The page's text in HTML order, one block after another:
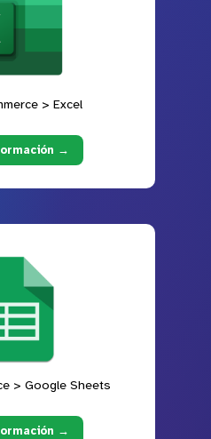
> Excel
→
> Google Sheets
→